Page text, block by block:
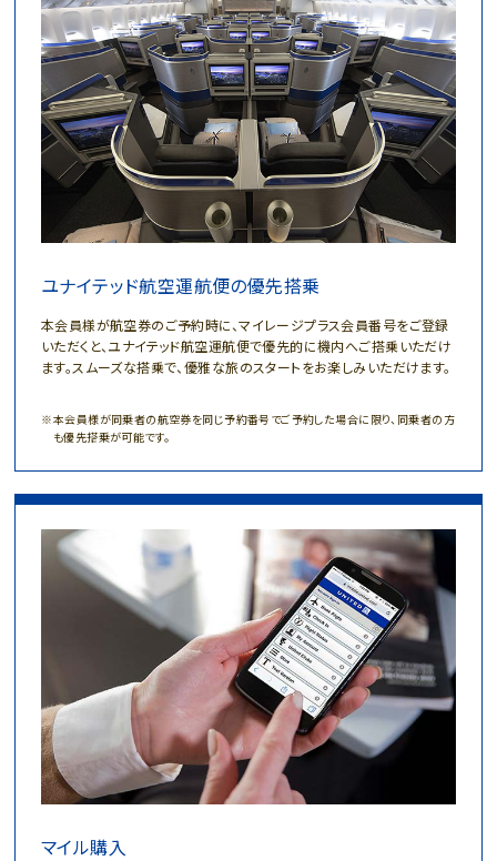
ユナイテッド航空運航便の優先搭乗
本会員様が航空券のご予約時に、マイレージプラス会員番号をご登録
いただくと、ユナイテッド航空運航便で優先的に機内へご搭乗いただけ
ます。スムーズな搭乗で、優雅な旅のスタートをお楽しみいただけます。
本会員様が同乗者の航空券を同じ予約番号でご予約した場合に限り、同乗者の方
も優先搭乗が可能です。
マイル購入